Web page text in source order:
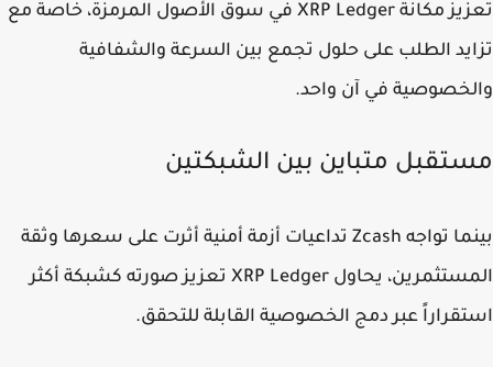
تعزيز مكانة XRP Ledger في سوق الأصول المرمزة، خاصة مع
الطلب على حلول تجمع بين السرعة والشفافية
في آن واحد.
متباين بين الشبكتين
بينما تواجه Zcash تداعيات أزمة أمنية أثرت على سعرها وثقة
المستثمرين، يحاول XRP Ledger تعزيز صورته كشبكة أكثر
عبر دمج الخصوصية القابلة للتحقق.